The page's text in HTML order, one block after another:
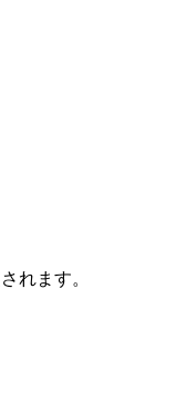
れます。